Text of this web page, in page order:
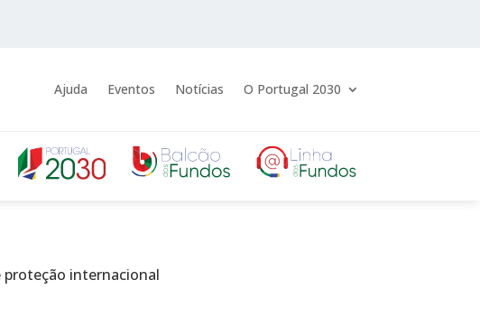
Ajuda Eventos Notícias O Portugal 2030
proteção internacional